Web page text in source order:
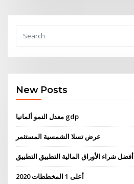
New Posts
معدل النمو ألمانيا gdp
عرض تسلا الشمسية المستثمر
أفضل شراء الأوراق المالية التطبيق التطبيق
أعلى 1 المخططات 2020